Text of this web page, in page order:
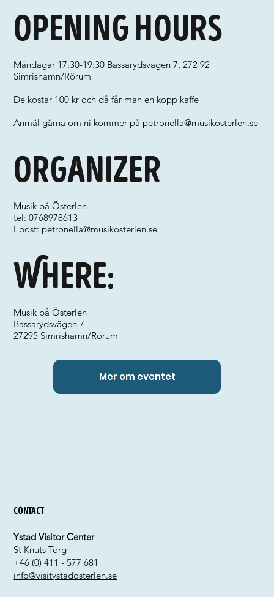
Where:
Organizer
Musik på Österlen
tel: 0768978613
Epost: petronella@musikosterlen.se
Musik på Österlen
Bassarydsvägen 7
27295 Simrishamn/Rörum
Opening hours
Måndagar 17:30-19:30 Bassarydsvägen 7, 272 92
Simrishamn/Rörum
De kostar 100 kr och då får man en kopp kaffe
Anmäl gärna om ni kommer på petronella@musikosterlen.se
Mer om eventet
Contact
Ystad Visitor Center
St Knuts Torg
+46 (0) 411 - 577 681
info@visitystadosterlen.se